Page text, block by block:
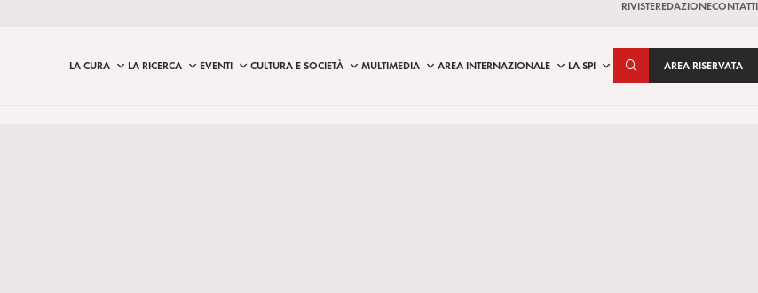
RIVISTEREDAZIONECONTATTI
LA CURA LA RICERCA EVENTI CULTURA E SOCIETÀ MULTIMEDIA AREA INTERNAZIONALE LA SPI AREA RISERVATA